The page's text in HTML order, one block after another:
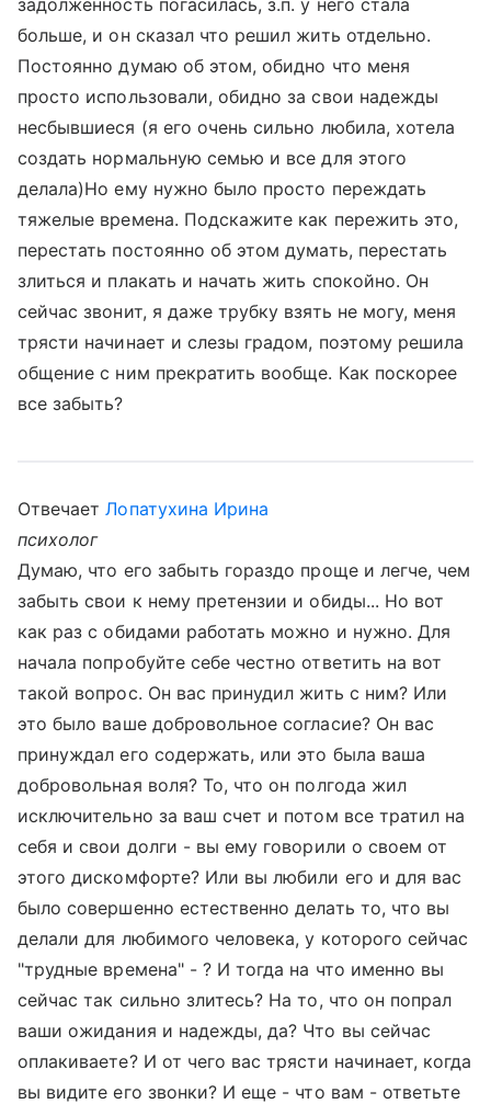
задолженность погасилась, з.п. у него стала
больше, и он сказал что решил жить отдельно.
Постоянно думаю об этом, обидно что меня
просто использовали, обидно за свои надежды
несбывшиеся (я его очень сильно любила, хотела
создать нормальную семью и все для этого
делала)Но ему нужно было просто переждать
тяжелые времена. Подскажите как пережить это,
перестать постоянно об этом думать, перестать
злиться и плакать и начать жить спокойно. Он
сейчас звонит, я даже трубку взять не могу, меня
трясти начинает и слезы градом, поэтому решила
общение с ним прекратить вообще. Как поскорее
все забыть?
ОтвечаетЛопатухина Ирина
психолог
Думаю, что его забыть гораздо проще и легче, чем
забыть свои к нему претензии и обиды... Но вот
как раз с обидами работать можно и нужно. Для
начала попробуйте себе честно ответить на вот
такой вопрос. Он вас принудил жить с ним? Или
это было ваше добровольное согласие? Он вас
принуждал его содержать, или это была ваша
добровольная воля? То, что он полгода жил
исключительно за ваш счет и потом все тратил на
себя и свои долги - вы ему говорили о своем от
этого дискомфорте? Или вы любили его и для вас
было совершенно естественно делать то, что вы
делали для любимого человека, у которого сейчас
"трудные времена" - ? И тогда на что именно вы
сейчас так сильно злитесь? На то, что он попрал
ваши ожидания и надежды, да? Что вы сейчас
оплакиваете? И от чего вас трясти начинает, когда
вы видите его звонки? И еще - что вам - ответьте